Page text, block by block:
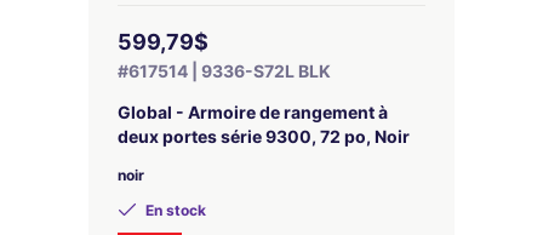
599,79$
#617514 | 9336-S72L BLK
Global - Armoire de rangement à
deux portes série 9300, 72 po, Noir
noir
En stock